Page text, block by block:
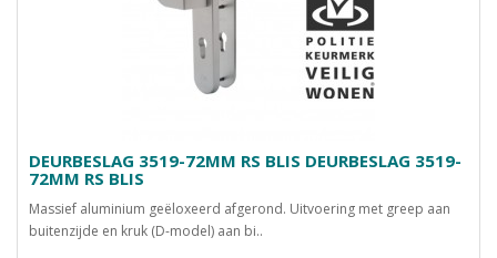
DEURBESLAG 3519-72MM RS BLIS DEURBESLAG 3519-
72MM RS BLIS
Massief aluminium geëloxeerd afgerond. Uitvoering met greep aan
buitenzijde en kruk (D-model) aan bi..